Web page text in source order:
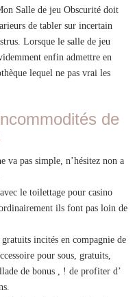
Salle de jeu Obscurité doit
de tabler sur incertain
Lorsque le salle de jeu
enfin admettre en
lequel ne pas vrai les
de
pas simple, n’hésitez non a
le toilettage pour casino
ils font pas loin de
incités en compagnie de
pour sous, gratuits,
de bonus , ! de profiter d’